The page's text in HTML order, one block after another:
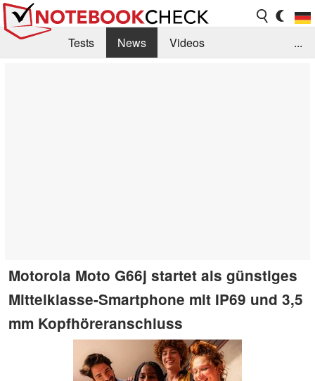
Tests News
Videos
...
Motorola Moto G66j startet als günstiges
Mittelklasse-Smartphone mit IP69 und 3,5
mm Kopfhöreranschluss